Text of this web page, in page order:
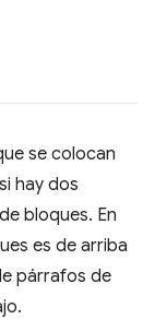
se colocan
hay dos
bloques. En
es de arriba
párrafos de